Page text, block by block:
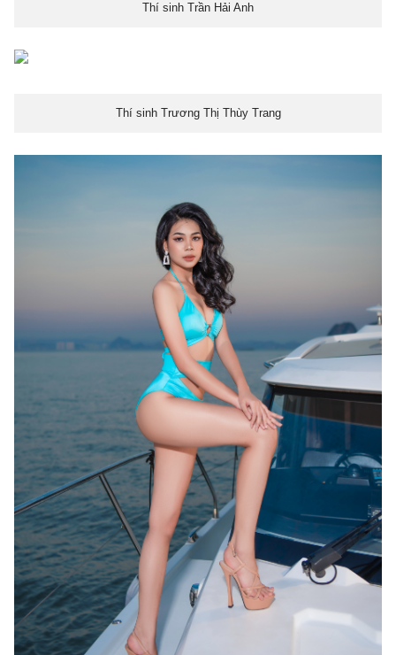
Thí sinh Trần Hải Anh
Thí sinh Trương Thị Thùy Trang